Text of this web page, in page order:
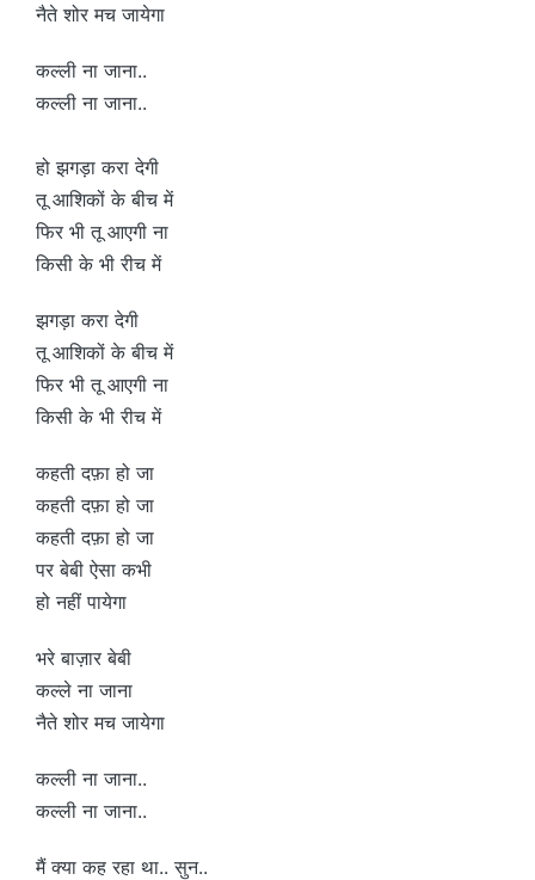
नैते शोर मच जायेगा
कल्ली ना जाना..
कल्ली ना जाना..
हो झगड़ा करा देगी
तू आशिकों के बीच में
फिर भी तू आएगी ना
किसी के भी रीच में
झगड़ा करा देगी
तू आशिकों के बीच में
फिर भी तू आएगी ना
किसी के भी रीच में
कहती दफ़ा हो जा
कहती दफ़ा हो जा
कहती दफ़ा हो जा
पर बेबी ऐसा कभी
हो नहीं पायेगा
भरे बाज़ार बेबी
कल्ले ना जाना
नैते शोर मच जायेगा
कल्ली ना जाना..
कल्ली ना जाना..
मैं क्या कह रहा था.. सुन..